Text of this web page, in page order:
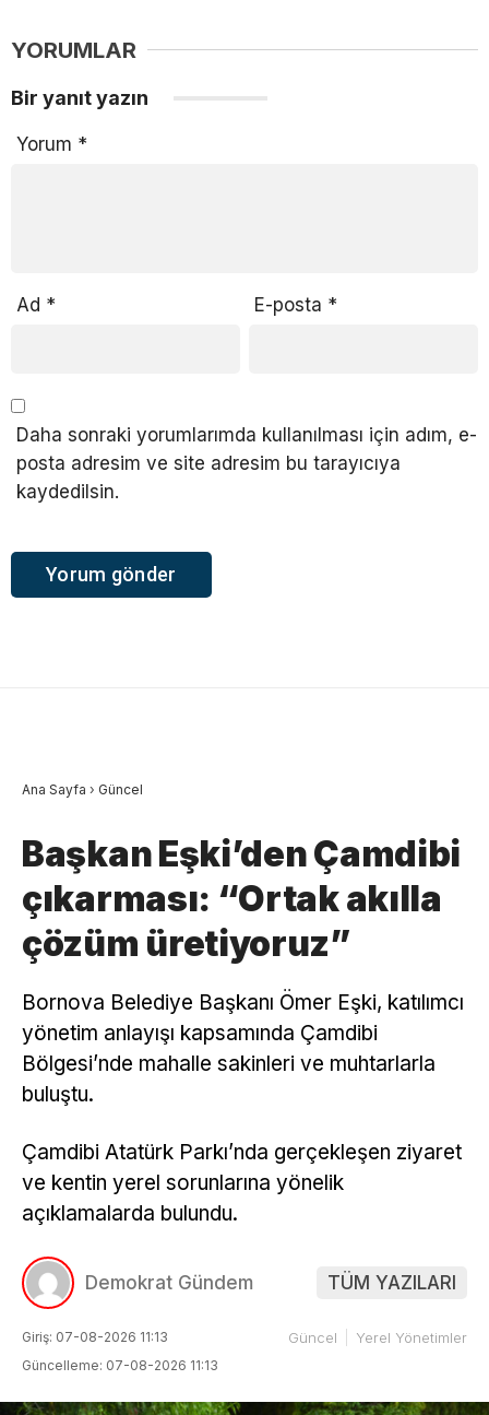
YORUMLAR
Bir yanıt yazın
Yorum *
Ad * E-posta *
Daha sonraki yorumlarımda kullanılması için adım, e-
posta adresim ve site adresim bu tarayıcıya
kaydedilsin.
Ana Sayfa › Güncel
Başkan Eşki’den Çamdibi
çıkarması: “Ortak akılla
çözüm üretiyoruz”
Bornova Belediye Başkanı Ömer Eşki, katılımcı
yönetim anlayışı kapsamında Çamdibi
Bölgesi’nde mahalle sakinleri ve muhtarlarla
buluştu.
Çamdibi Atatürk Parkı’nda gerçekleşen ziyaret
ve kentin yerel sorunlarına yönelik
açıklamalarda bulundu.
Demokrat Gündem TÜM YAZILARI
Giriş: 07-08-2026 11:13
Güncelleme: 07-08-2026 11:13
Güncel Yerel Yönetimler